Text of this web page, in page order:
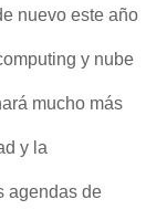
nuevo este año
y nube
mucho más
y la
agendas de